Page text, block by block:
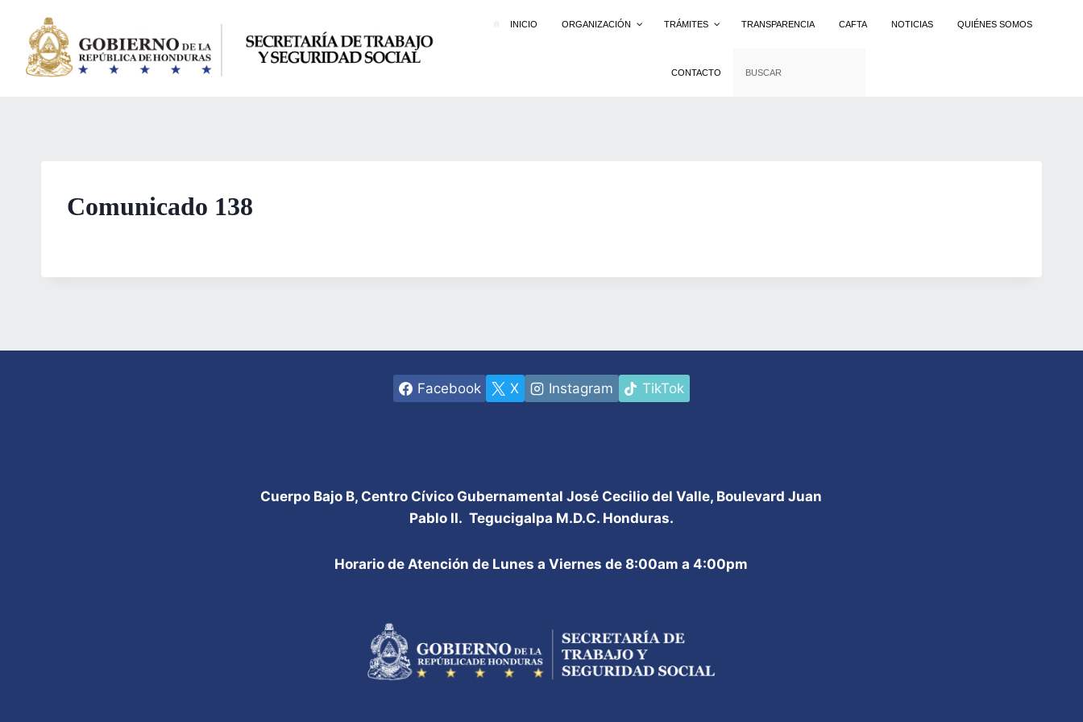
contenido
INICIO ORGANIZACIÓN TRÁMITES TRANSPARENCIA CAFTA NOTICIAS QUIÉNES SOMOS
CONTACTO
Comunicado 138
Facebook X Instagram TikTok
Cuerpo Bajo B, Centro Cívico Gubernamental José Cecilio del Valle, Boulevard Juan
Pablo II. Tegucigalpa M.D.C. Honduras.
Horario de Atención de Lunes a Viernes de 8:00am a 4:00pm